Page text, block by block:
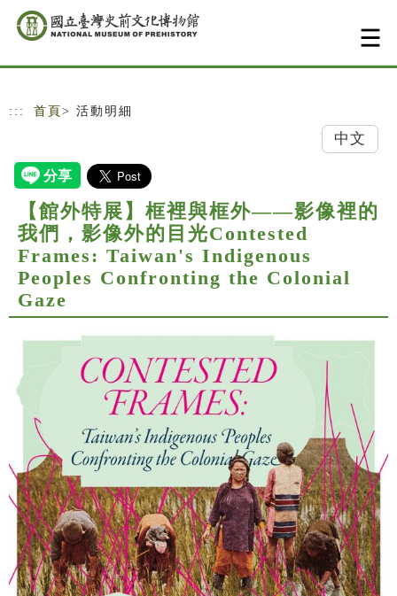
跳到主要內容
網站導覽
::: 首頁 > 活動明細
中文
【館外特展】框裡與框外——影像裡的
我們，影像外的目光Contested
Frames: Taiwan's Indigenous
Peoples Confronting the Colonial
Gaze